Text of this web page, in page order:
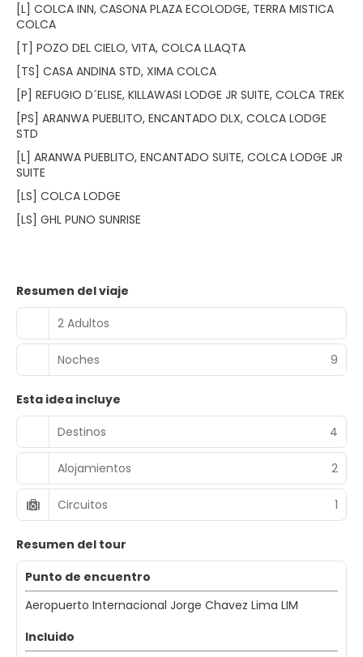
[L] COLCA INN, CASONA PLAZA ECOLODGE, TERRA MISTICA
COLCA
[T] POZO DEL CIELO, VITA, COLCA LLAQTA
[TS] CASA ANDINA STD, XIMA COLCA
[P] REFUGIO D´ELISE, KILLAWASI LODGE JR SUITE, COLCA TREK
[PS] ARANWA PUEBLITO, ENCANTADO DLX, COLCA LODGE
STD
[L] ARANWA PUEBLITO, ENCANTADO SUITE, COLCA LODGE JR
SUITE
[LS] COLCA LODGE
[LS] GHL PUNO SUNRISE
Resumen del viaje
2 Adultos
Noches 9
Esta idea incluye
Destinos
4
Alojamientos 2
Circuitos 1
Resumen del tour
Punto de encuentro
Aeropuerto Internacional Jorge Chavez Lima LIM
Incluido